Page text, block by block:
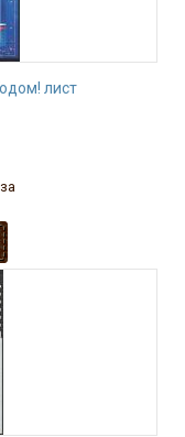
лист